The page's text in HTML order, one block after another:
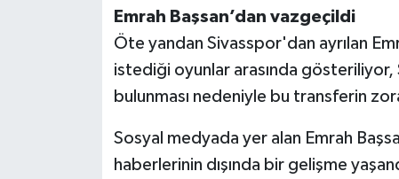
Emrah Başsan’dan vazgeçildi
Öte yandan Sivasspor'dan ayrılan
istediği oyunlar arasında gösteriliyor,
bulunması nedeniyle bu transferin
Sosyal medyada yer alan Emrah
haberlerinin dışında bir gelişme